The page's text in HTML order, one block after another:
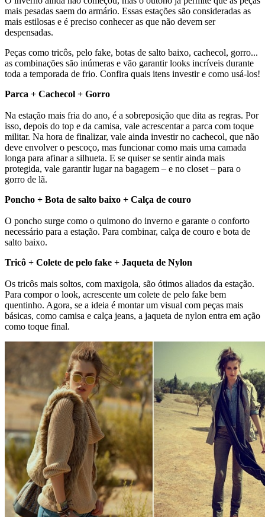
mais pesadas saem do armário. Essas estações são consideradas as
mais estilosas e é preciso conhecer as que não devem ser
despensadas.
Peças como tricôs, pelo fake, botas de salto baixo, cachecol, gorro...
as combinações são inúmeras e vão garantir looks incríveis durante
toda a temporada de frio. Confira quais itens investir e como usá-los!
Parca + Cachecol + Gorro
Na estação mais fria do ano, é a sobreposição que dita as regras. Por
isso, depois do top e da camisa, vale acrescentar a parca com toque
militar. Na hora de finalizar, vale ainda investir no cachecol, que não
deve envolver o pescoço, mas funcionar como mais uma camada
longa para afinar a silhueta. E se quiser se sentir ainda mais
protegida, vale garantir lugar na bagagem – e no closet – para o
gorro de lã.
Poncho + Bota de salto baixo + Calça de couro
O poncho surge como o quimono do inverno e garante o conforto
necessário para a estação. Para combinar, calça de couro e bota de
salto baixo.
Tricô + Colete de pelo fake + Jaqueta de Nylon
Os tricôs mais soltos, com maxigola, são ótimos aliados da estação.
Para compor o look, acrescente um colete de pelo fake bem
quentinho. Agora, se a ideia é montar um visual com peças mais
básicas, como camisa e calça jeans, a jaqueta de nylon entra em ação
como toque final.